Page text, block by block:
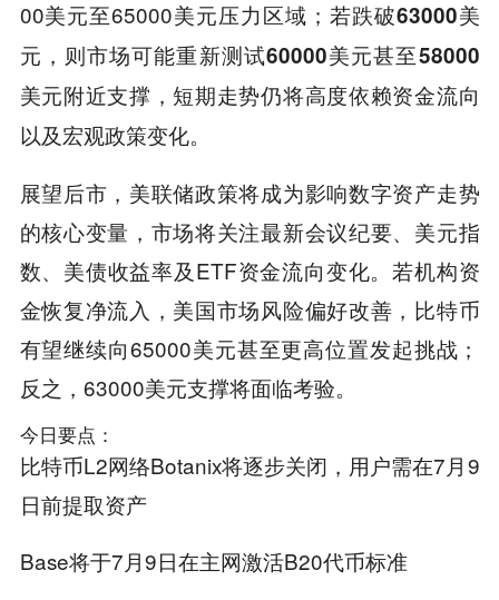
00美元至65000美元压力区域； 若跌破63000美
元，则市场可能重新测试60000美元甚至58000
美元附近支撑，短期走势仍将高度依赖资金流向
以及宏观政策变化。
展望后市，美联储政策将成为影响数字资产走势
的核心变量，市场将关注最新会议纪要、美元指
数、美债收益率及ETF资金流向变化。若机构资
金恢复净流入，美国市场风险偏好改善，比特币
有望继续向65000美元甚至更高位置发起挑战；
反之，63000美元支撑将面临考验。
今日要点：
比特币L2网络Botanix将逐步关闭，用户需在7月9
日前提取资产
Base将于7月9日在主网激活B20代币标准